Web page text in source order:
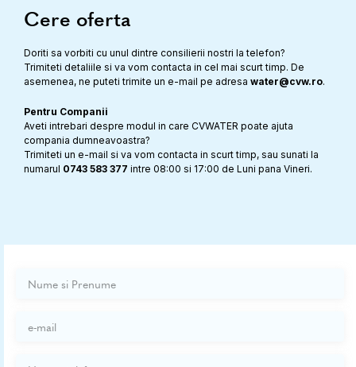
Cere oferta
Doriti sa vorbiti cu unul dintre consilierii nostri la telefon?
Trimiteti detaliile si va vom contacta in cel mai scurt timp. De
asemenea, ne puteti trimite un e-mail pe adresa water@cvw.ro.
Pentru Companii
Aveti intrebari despre modul in care CVWATER poate ajuta
compania dumneavoastra?
Trimiteti un e-mail si va vom contacta in scurt timp, sau sunati la
numarul 0743 583 377 intre 08:00 si 17:00 de Luni pana Vineri.